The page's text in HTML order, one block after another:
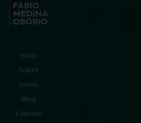
Início
Sobre
Livros
Blog
Eventos